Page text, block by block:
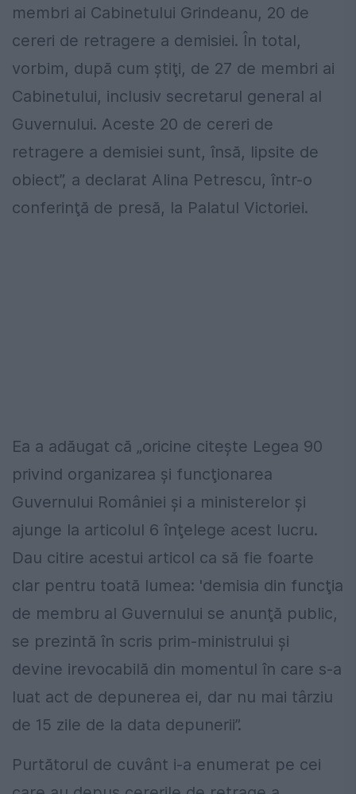
membri ai Cabinetului Grindeanu, 20 de
cereri de retragere a demisiei. În total,
vorbim, după cum ştiţi, de 27 de membri ai
Cabinetului, inclusiv secretarul general al
Guvernului. Aceste 20 de cereri de
retragere a demisiei sunt, însă, lipsite de
obiect”, a declarat Alina Petrescu, într-o
conferinţă de presă, la Palatul Victoriei.
Ea a adăugat că „oricine citeşte Legea 90
privind organizarea şi funcţionarea
Guvernului României şi a ministerelor şi
ajunge la articolul 6 înţelege acest lucru.
Dau citire acestui articol ca să fie foarte
clar pentru toată lumea: 'demisia din funcţia
de membru al Guvernului se anunţă public,
se prezintă în scris prim-ministrului şi
devine irevocabilă din momentul în care s-a
luat act de depunerea ei, dar nu mai târziu
de 15 zile de la data depunerii”.
Purtătorul de cuvânt i-a enumerat pe cei